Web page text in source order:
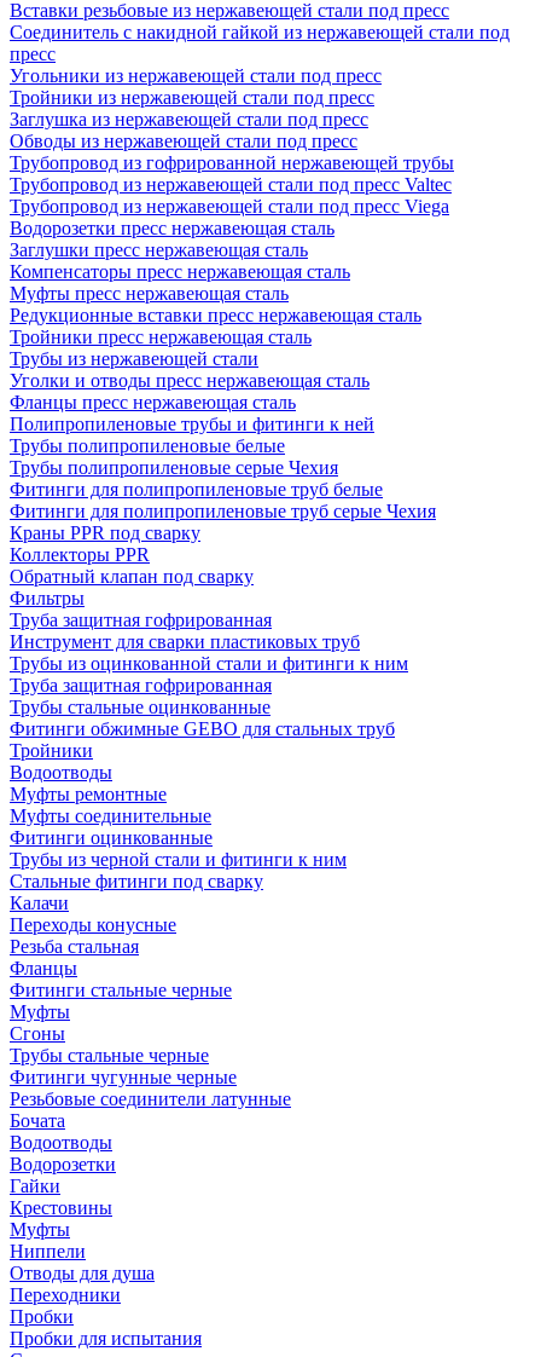
Вставки резьбовые из нержавеющей стали под пресс
Соединитель с накидной гайкой из нержавеющей стали под
пресс
Угольники из нержавеющей стали под пресс
Тройники из нержавеющей стали под пресс
Заглушка из нержавеющей стали под пресс
Обводы из нержавеющей стали под пресс
Трубопровод из гофрированной нержавеющей трубы
Трубопровод из нержавеющей стали под пресс Valtec
Трубопровод из нержавеющей стали под пресс Viega
Водорозетки пресс нержавеющая сталь
Заглушки пресс нержавеющая сталь
Компенсаторы пресс нержавеющая сталь
Муфты пресс нержавеющая сталь
Редукционные вставки пресс нержавеющая сталь
Тройники пресс нержавеющая сталь
Трубы из нержавеющей стали
Уголки и отводы пресс нержавеющая сталь
Фланцы пресс нержавеющая сталь
Полипропиленовые трубы и фитинги к ней
Трубы полипропиленовые белые
Трубы полипропиленовые серые Чехия
Фитинги для полипропиленовые труб белые
Фитинги для полипропиленовые труб серые Чехия
Краны PPR под сварку
Коллекторы PPR
Обратный клапан под сварку
Фильтры
Труба защитная гофрированная
Инструмент для сварки пластиковых труб
Трубы из оцинкованной стали и фитинги к ним
Труба защитная гофрированная
Трубы стальные оцинкованные
Фитинги обжимные GEBO для стальных труб
Тройники
Водоотводы
Муфты ремонтные
Муфты соединительные
Фитинги оцинкованные
Трубы из черной стали и фитинги к ним
Стальные фитинги под сварку
Калачи
Переходы конусные
Резьба стальная
Фланцы
Фитинги стальные черные
Муфты
Сгоны
Трубы стальные черные
Фитинги чугунные черные
Резьбовые соединители латунные
Бочата
Водоотводы
Водорозетки
Гайки
Крестовины
Муфты
Ниппели
Отводы для душа
Переходники
Пробки
Пробки для испытания